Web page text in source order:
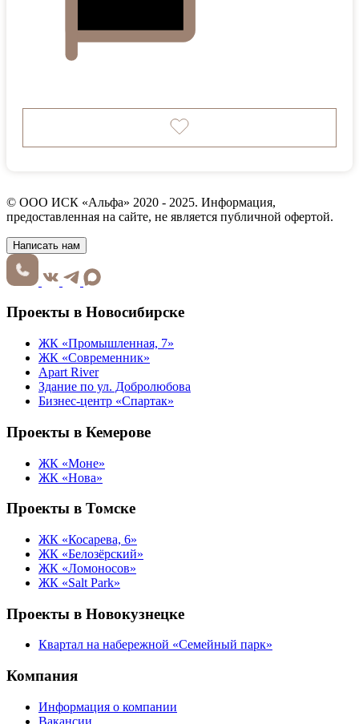
© ООО ИСК «Альфа» 2020 - 2025. Информация,
предоставленная на сайте, не является публичной офертой.
Написать нам
Проекты в Новосибирске
ЖК «Промышленная, 7»
ЖК «Современник»
Apart River
Здание по ул. Добролюбова
Бизнес-центр «Спартак»
Проекты в Кемерове
ЖК «Моне»
ЖК «Нова»
Проекты в Томске
ЖК «Косарева, 6»
ЖК «Белозёрский»
ЖК «Ломоносов»
ЖК «Salt Park»
Проекты в Новокузнецке
Квартал на набережной «Семейный парк»
Компания
Информация о компании
Вакансии